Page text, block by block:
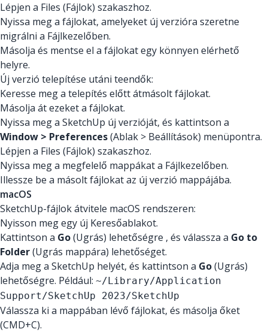
Lépjen a Files (Fájlok) szakaszhoz.
Nyissa meg a fájlokat, amelyeket új verzióra szeretne
migrálni a Fájlkezelőben.
Másolja és mentse el a fájlokat egy könnyen elérhető
helyre.
Új verzió telepítése utáni teendők:
Keresse meg a telepítés előtt átmásolt fájlokat.
Másolja át ezeket a fájlokat.
Nyissa meg a SketchUp új verzióját, és kattintson a
Window > Preferences(Ablak > Beállítások) menüpontra.
Lépjen a Files (Fájlok) szakaszhoz.
Nyissa meg a megfelelő mappákat a Fájlkezelőben.
Illessze be a másolt fájlokat az új verzió mappájába.
macOS
SketchUp-fájlok átvitele macOS rendszeren:
Nyisson meg egy új Keresőablakot.
Kattintson a Go(Ugrás) lehetőségre , és válassza a Go to
Folder(Ugrás mappára) lehetőséget.
Adja meg a SketchUp helyét, és kattintson a Go(Ugrás)
lehetőségre. Például: ~/Library/Application
Support/SketchUp 2023/SketchUp
Válassza ki a mappában lévő fájlokat, és másolja őket
(CMD+C).